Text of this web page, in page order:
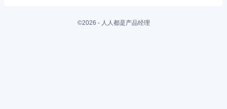
©2026 - 人人都是产品经理